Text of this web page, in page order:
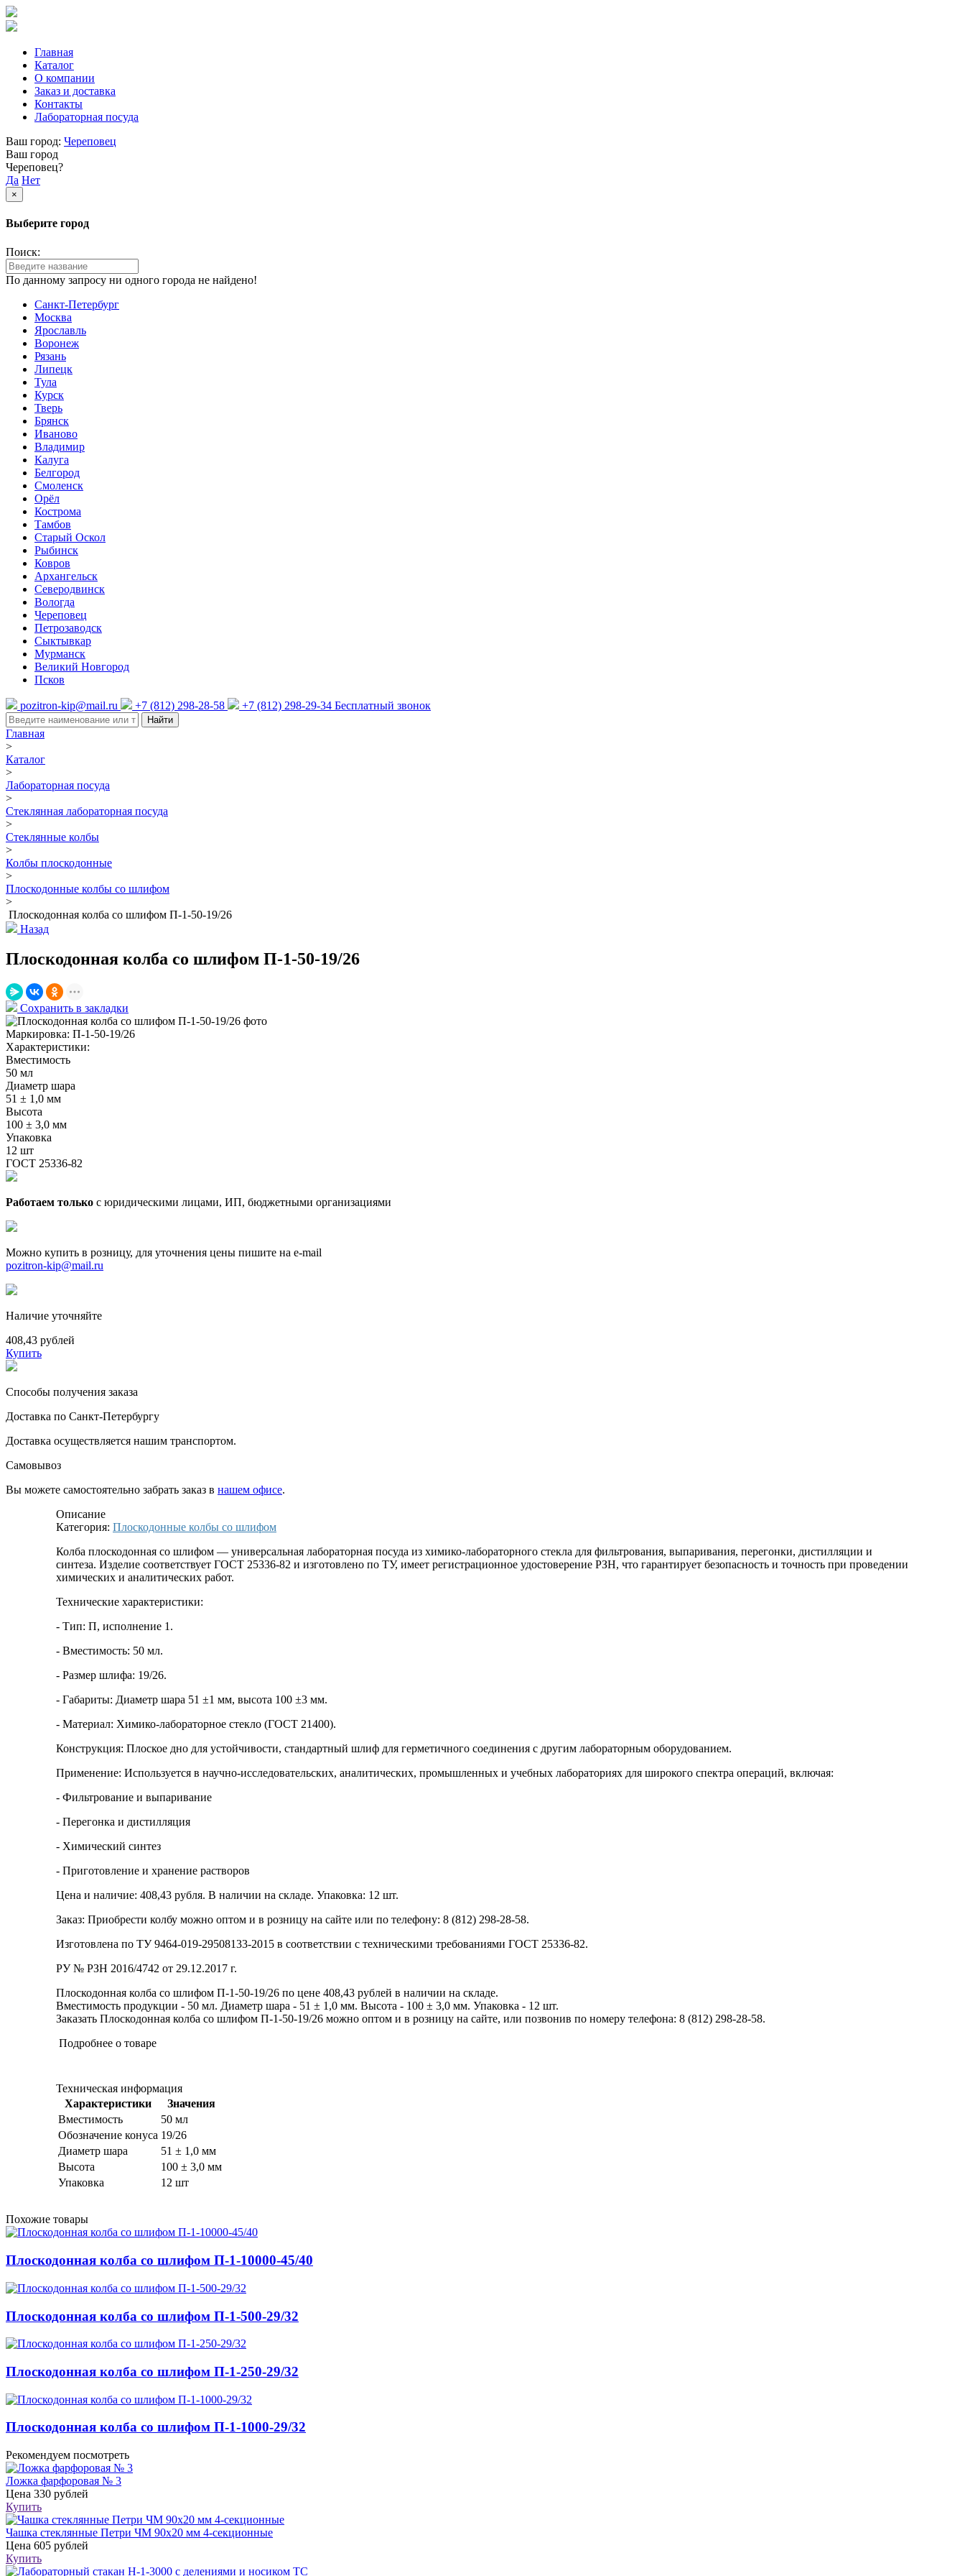
Главная
Каталог
О компании
Заказ и доставка
Контакты
Лабораторная посуда
Ваш город: Череповец
Ваш город
Череповец?
Да Нет
×
Выберите город
Поиск:
По данному запросу ни одного города не найдено!
Санкт-Петербург
Москва
Ярославль
Воронеж
Рязань
Липецк
Тула
Курск
Тверь
Брянск
Иваново
Владимир
Калуга
Белгород
Смоленск
Орёл
Кострома
Тамбов
Старый Оскол
Рыбинск
Ковров
Архангельск
Северодвинск
Вологда
Череповец
Петрозаводск
Сыктывкар
Мурманск
Великий Новгород
Псков
pozitron-kip@mail.ru +7 (812) 298-28-58 +7 (812) 298-29-34 Бесплатный звонок
Найти
Главная
>
Каталог
>
Лабораторная посуда
>
Стеклянная лабораторная посуда
>
Стеклянные колбы
>
Колбы плоскодонные
>
Плоскодонные колбы со шлифом
>
Плоскодонная колба со шлифом П-1-50-19/26
Назад
Плоскодонная колба со шлифом П-1-50-19/26
Сохранить в закладки
Маркировка: П-1-50-19/26
Характеристики:
Вместимость
50 мл
Диаметр шара
51 ± 1,0 мм
Высота
100 ± 3,0 мм
Упаковка
12 шт
ГОСТ 25336-82
Работаем только с юридическими лицами, ИП, бюджетными организациями
Можно купить в розницу, для уточнения цены пишите на e-mail
pozitron-kip@mail.ru
Наличие уточняйте
408,43 рублей
Купить
Способы получения заказа
Доставка по Санкт-Петербургу
Доставка осуществляется нашим транспортом.
Самовывоз
Вы можете самостоятельно забрать заказ в нашем офисе.
Описание
Категория: Плоскодонные колбы со шлифом
Колба плоскодонная со шлифом — универсальная лабораторная посуда из химико-лабораторного стекла для фильтрования, выпаривания, перегонки, дистилляции и
синтеза. Изделие соответствует ГОСТ 25336-82 и изготовлено по ТУ, имеет регистрационное удостоверение РЗН, что гарантирует безопасность и точность при проведении
химических и аналитических работ.
Технические характеристики:
- Тип: П, исполнение 1.
- Вместимость: 50 мл.
- Размер шлифа: 19/26.
- Габариты: Диаметр шара 51 ±1 мм, высота 100 ±3 мм.
- Материал: Химико-лабораторное стекло (ГОСТ 21400).
Конструкция: Плоское дно для устойчивости, стандартный шлиф для герметичного соединения с другим лабораторным оборудованием.
Применение: Используется в научно-исследовательских, аналитических, промышленных и учебных лабораториях для широкого спектра операций, включая:
- Фильтрование и выпаривание
- Перегонка и дистилляция
- Химический синтез
- Приготовление и хранение растворов
Цена и наличие: 408,43 рубля. В наличии на складе. Упаковка: 12 шт.
Заказ: Приобрести колбу можно оптом и в розницу на сайте или по телефону: 8 (812) 298-28-58.
Изготовлена по ТУ 9464-019-29508133-2015 в соответствии с техническими требованиями ГОСТ 25336-82.
РУ № РЗН 2016/4742 от 29.12.2017 г.
Плоскодонная колба со шлифом П-1-50-19/26 по цене 408,43 рублей в наличии на складе.
Вместимость продукции - 50 мл. Диаметр шара - 51 ± 1,0 мм. Высота - 100 ± 3,0 мм. Упаковка - 12 шт.
Заказать Плоскодонная колба со шлифом П-1-50-19/26 можно оптом и в розницу на сайте, или позвонив по номеру телефона: 8 (812) 298-28-58.
Подробнее о товаре
Техническая информация
Характеристики
Значения
Вместимость
50 мл
Обозначение конуса 19/26
Диаметр шара
51 ± 1,0 мм
Высота
100 ± 3,0 мм
Упаковка
12 шт
Похожие товары
Плоскодонная колба со шлифом П-1-10000-45/40
Плоскодонная колба со шлифом П-1-500-29/32
Плоскодонная колба со шлифом П-1-250-29/32
Плоскодонная колба со шлифом П-1-1000-29/32
Рекомендуем посмотреть
Ложка фарфоровая № 3
Цена 330 рублей
Купить
Чашка стеклянные Петри ЧМ 90х20 мм 4-секционные
Цена 605 рублей
Купить